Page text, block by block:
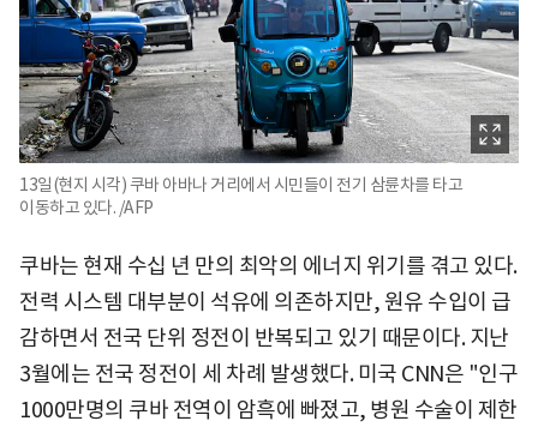
13일(현지 시각) 쿠바 아바나 거리에서 시민들이 전기 삼륜차를 타고
이동하고 있다. /AFP
쿠바는 현재 수십 년 만의 최악의 에너지 위기를 겪고 있다.
전력 시스템 대부분이 석유에 의존하지만, 원유 수입이 급
감하면서 전국 단위 정전이 반복되고 있기 때문이다. 지난
3월에는 전국 정전이 세 차례 발생했다. 미국 CNN은 "인구
1000만명의 쿠바 전역이 암흑에 빠졌고, 병원 수술이 제한